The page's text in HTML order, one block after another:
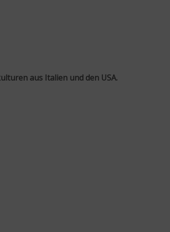
aus Italien und den USA.